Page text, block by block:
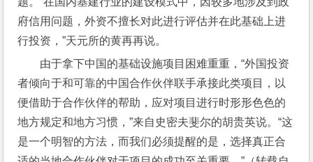
府信用问题，外资不擅长对此进行评估并在此基础上进
行投资，”天元所的黄再再说。
由于拿下中国的基础设施项目困难重重，“外国投资
者倾向于和可靠的中国合作伙伴联手承接此类项目，以
便借助于合作伙伴的帮助，应对项目进行时形形色色的
地方规定和地方习惯，”来自史密夫斐尔的胡贵英说。“这
是一个明智的方法，而我们必须提醒的是，选择真正合